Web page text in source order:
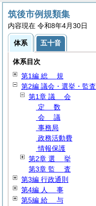
筑後市例規類集
内容現在 令和8年4月30日
体系 五十音
体系目次
第1編 総 規
第2編 議会・選挙・監査
第1章 議 会
定 数
会 議
事務局
政務活動費
情報保護
第2章 選 挙
第3章 監 査
第3編 行政通則
第4編 人 事
第5編 給 与